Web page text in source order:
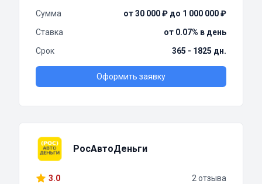
Сумма
от 30 000 ₽ до 1 000 000 ₽
Ставка
от 0.07% в день
Срок
365 - 1825 дн.
Оформить заявку
РосАвтоДеньги
3.0 2 отзыва